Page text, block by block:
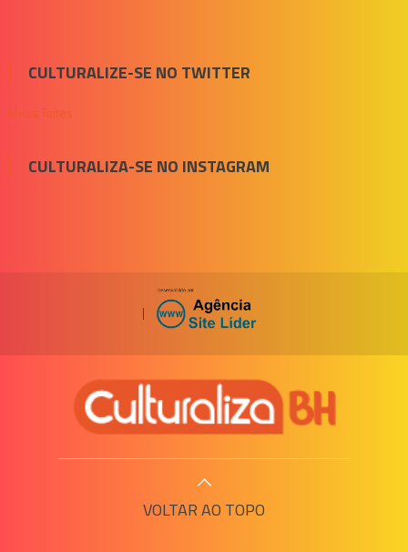
CULTURALIZE-SE NO TWITTER
Meus Tuítes
CULTURALIZA-SE NO INSTAGRAM
|
VOLTAR AO TOPO